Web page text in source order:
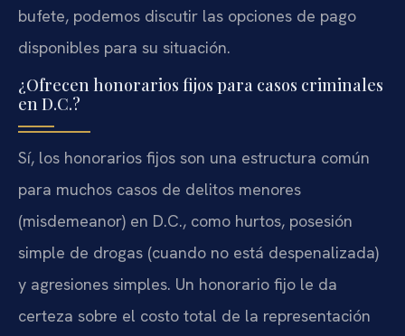
bufete, podemos discutir las opciones de pago
disponibles para su situación.
¿Ofrecen honorarios fijos para casos criminales
en D.C.?
Sí, los honorarios fijos son una estructura común
para muchos casos de delitos menores
(misdemeanor) en D.C., como hurtos, posesión
simple de drogas (cuando no está despenalizada)
y agresiones simples. Un honorario fijo le da
certeza sobre el costo total de la representación